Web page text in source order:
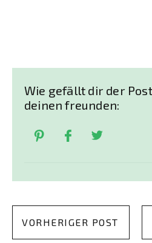
Wie gefällt dir der
deinen freunden:
VORHERIGER POST